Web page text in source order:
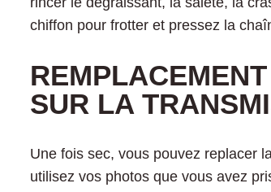
chiffon pour frotter et pressez la
SUR LA
Une fois sec, vous pouvez replacer
utilisez vos photos que vous avez